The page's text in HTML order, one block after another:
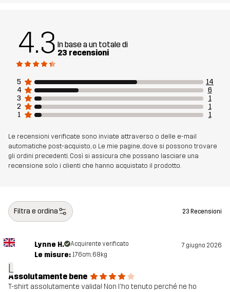
Realizzato per CORSA E ALLENAMENTO
articolo
4.3 In base a un totale di
23 recensioni
5
14
4
6
3
1
2
1
1
1
Le recensioni verificate sono inviate attraverso o delle e-mail
automatiche post-acquisto, o Le mie pagine, dove si possono trovare
gli ordini precedenti. Così si assicura che possano lasciare una
recensione solo i clienti che hanno acquistato il prodotto.
Filtra e ordina 23 Recensioni
L
Lynne H. Acquirente verificato 7 giugno 2026
Le misure: 176cm, 68kg
Assolutamente bene
T-shirt assolutamente valida! Non l'ho tenuto perché ne ho